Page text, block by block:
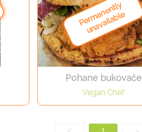
Pohane bukovače
Vegan Chef